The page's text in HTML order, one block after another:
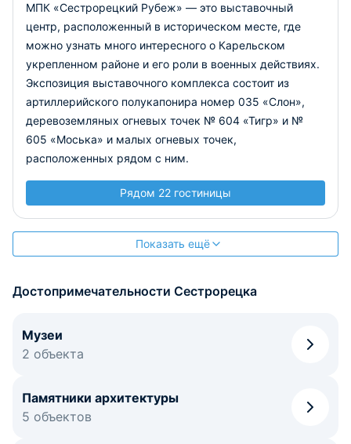
МПК «Сестрорецкий Рубеж» — это выставочный
центр, расположенный в историческом месте, где
можно узнать много интересного о Карельском
укрепленном районе и его роли в военных действиях.
Экспозиция выставочного комплекса состоит из
артиллерийского полукапонира номер 035 «Слон»,
деревоземляных огневых точек № 604 «Тигр» и №
605 «Моська» и малых огневых точек,
расположенных рядом с ним.
Рядом 22 гостиницы
Показать ещё
Достопримечательности Сестрорецка
Музеи
2 объекта
Памятники архитектуры
5 объектов